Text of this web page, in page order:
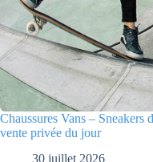
Chaussures Vans – Sneakers
vente privée du jour
30 juillet 2026